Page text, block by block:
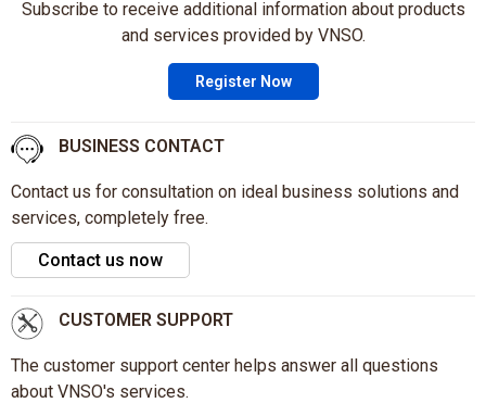
Subscribe to receive additional information about products
and services provided by VNSO.
Register Now
BUSINESS CONTACT
Contact us for consultation on ideal business solutions and
services, completely free.
Contact us now
CUSTOMER SUPPORT
The customer support center helps answer all questions
about VNSO's services.